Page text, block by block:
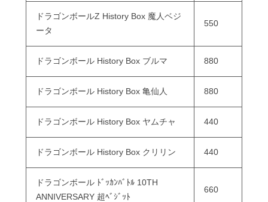
ドラゴンボールZ History Box 魔人ベジ
ータ
550
ドラゴンボール History Box ブルマ 880
ドラゴンボール History Box 亀仙人 880
ドラゴンボール History Box ヤムチャ 440
ドラゴンボール History Box クリリン 440
ドラゴンボール ﾄﾞｯｶﾝﾊﾞﾄﾙ 10TH
ANNIVERSARY 超ﾍﾞｼﾞｯﾄ
660